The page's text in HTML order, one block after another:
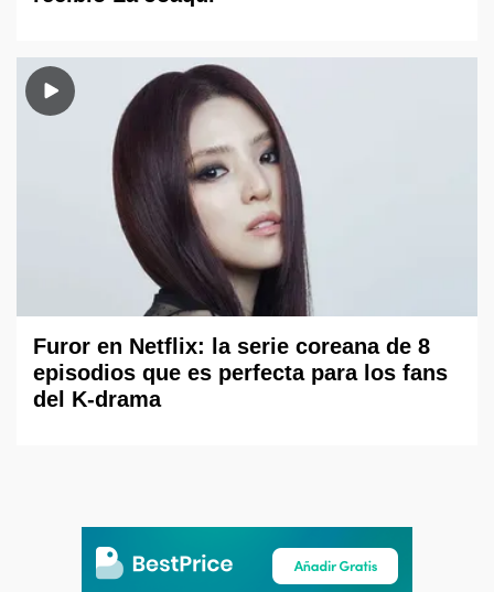
Furor en Netflix: la serie coreana de 8
episodios que es perfecta para los fans
del K-drama